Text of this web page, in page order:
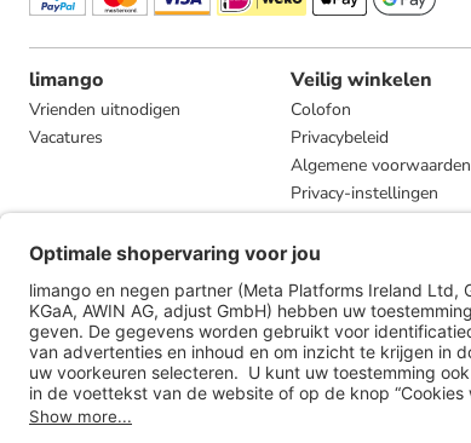
limango
Vrienden uitnodigen
Vacatures
Veilig winkelen
Colofon
Privacybeleid
Algemene voorwaarden
Privacy-instellingen
Compliance